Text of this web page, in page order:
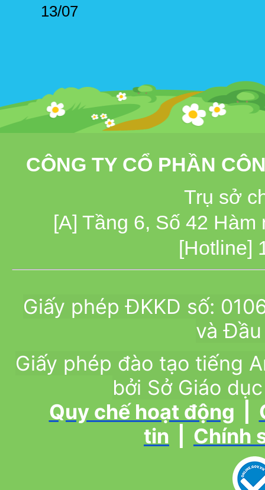
13/07
CÔNG TY CỔ PHẦN
Trụ sở
[A] Tầng 6, Số 42
[Hotline]
Giấy phép ĐKKD số:
và
Giấy phép đào tạo tiếng
bởi Sở Giáo
Quy chế hoạt động
tin
Chính